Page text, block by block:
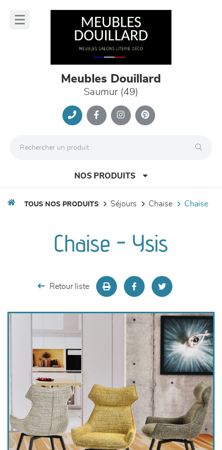
Meubles Douillard
Saumur (49)
NOS PRODUITS
meubles de complément
décoration
TOUS NOS PRODUITS séjours chaise chaise
Chaise - Ysis
Retour liste